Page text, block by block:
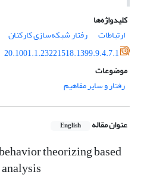
کلیدواژه‌ها
ارتباطات
رفتار شبکه‌سازی کارکنان
20.1001.1.23221518.1399.9.4.7.1
موضوعات
رفتار و سایر مفاهیم
عنوان مقاله English
theorizing based